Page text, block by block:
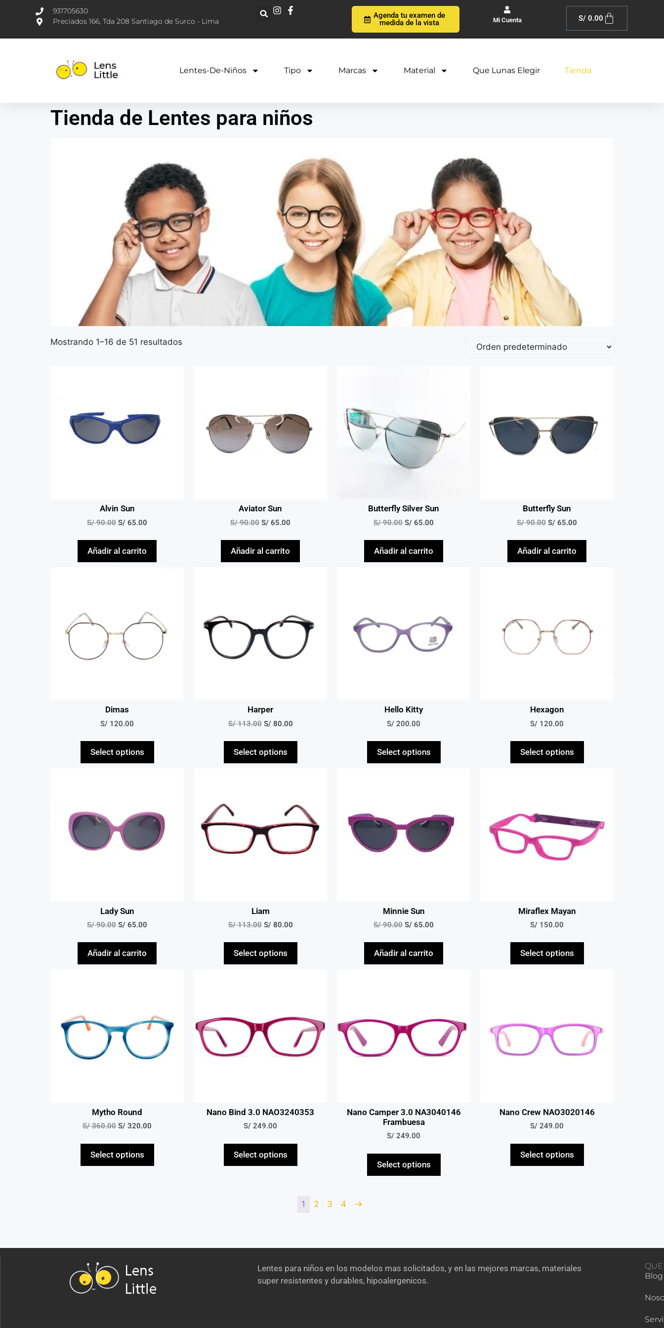
931705630
Preciados 166, Tda 208 Santiago de Surco - Lima
Agenda tu examen de
medida de la vista
Mi Cuenta S/0.00
Lentes-De-Niños Tipo Marcas Material Que Lunas Elegir Tienda
Tienda de Lentes para niños
Mostrando 1–16 de 51 resultados
Alvin Sun
S/90.00 S/ 65.00
Añadir al carrito
Aviator Sun
S/90.00 S/ 65.00
Añadir al carrito
Butterfly Silver Sun
S/90.00 S/ 65.00
Añadir al carrito
Butterfly Sun
S/90.00 S/ 65.00
Añadir al carrito
Dimas
S/ 120.00
Select options
Harper
S/113.00 S/80.00
Select options
Hello Kitty
S/ 200.00
Select options
Hexagon
S/ 120.00
Select options
Lady Sun
S/90.00 S/ 65.00
Añadir al carrito
Liam
S/113.00 S/80.00
Select options
Minnie Sun
S/90.00 S/ 65.00
Añadir al carrito
Miraflex Mayan
S/ 150.00
Select options
Mytho Round
S/360.00 S/ 320.00
Select options
Nano Bind 3.0 NAO3240353
S/ 249.00
Select options
Nano Camper 3.0 NA3040146
Frambuesa
S/ 249.00
Select options
Nano Crew NAO3020146
S/ 249.00
Select options
1 2 3 4 →
Lentes para niños en los modelos mas solicitados, y en las mejores marcas, materiales
super resistentes y durables, hipoalergenicos.
Blog